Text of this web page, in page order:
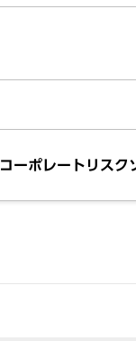
コーポレートリスク